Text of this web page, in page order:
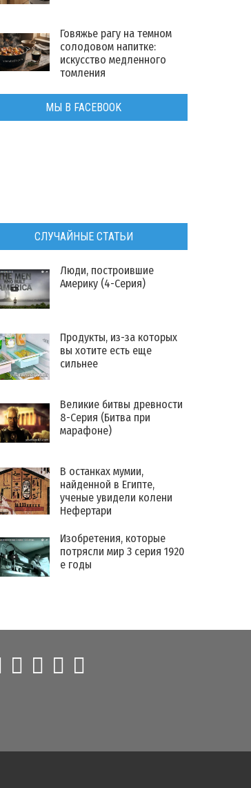
Говяжье рагу на темном
солодовом напитке:
искусство медленного
томления
МЫ В FACEBOOK
СЛУЧАЙНЫЕ СТАТЬИ
Люди, построившие
Америку (4-Серия)
Продукты, из-за которых
вы хотите есть еще
сильнее
Великие битвы древности
8-Серия (Битва при
марафоне)
В останках мумии,
найденной в Египте,
ученые увидели колени
Нефертари
Изобретения, которые
потрясли мир 3 серия 1920
е годы